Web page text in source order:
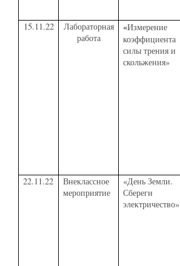
15.11.22
Лабораторная
работа
«Измерение
коэффициента
силы трения и
скольжения»
22.11.22
Внеклассное
мероприятие
«День Земли.
Сбереги
электричество»